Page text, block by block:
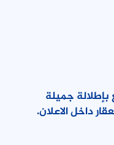
للبيع قطعة ارض 1600 متر مربع بإطلالة جميلة
داخل الاعلان.